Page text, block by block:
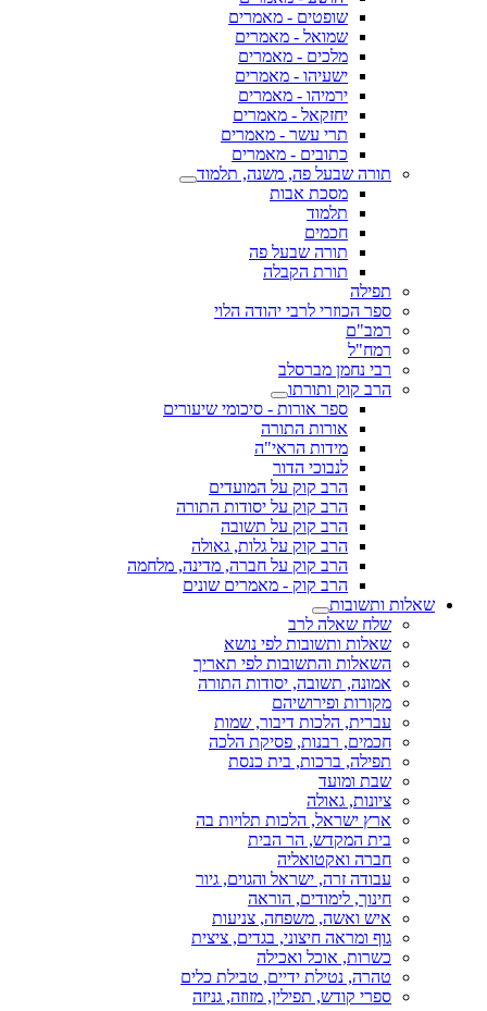
שופטים - מאמרים
שמואל - מאמרים
מלכים - מאמרים
ישעיהו - מאמרים
ירמיהו - מאמרים
יחזקאל - מאמרים
תרי עשר - מאמרים
כתובים - מאמרים
תורה שבעל פה, משנה, תלמוד
מסכת אבות
תלמוד
חכמים
תורה שבעל פה
תורת הקבלה
תפילה
ספר הכוזרי לרבי יהודה הלוי
רמב"ם
רמח"ל
רבי נחמן מברסלב
הרב קוק ותורתו
ספר אורות - סיכומי שיעורים
אורות התורה
מידות הראי"ה
לנבוכי הדור
הרב קוק על המועדים
הרב קוק על יסודות התורה
הרב קוק על תשובה
הרב קוק על גלות, גאולה
הרב קוק על חברה, מדינה, מלחמה
הרב קוק - מאמרים שונים
שאלות ותשובות
שלח שאלה לרב
שאלות ותשובות לפי נושא
השאלות והתשובות לפי תאריך
אמונה, תשובה, יסודות התורה
מקורות ופירושיהם
עברית, הלכות דיבור, שמות
חכמים, רבנות, פסיקת הלכה
תפילה, ברכות, בית כנסת
שבת ומועד
ציונות, גאולה
ארץ ישראל, הלכות תלויות בה
בית המקדש, הר הבית
חברה ואקטואליה
עבודה זרה, ישראל והגוים, גיור
חינוך, לימודים, הוראה
איש ואשה, משפחה, צניעות
גוף ומראה חיצוני, בגדים, ציצית
כשרות, אוכל ואכילה
טהרה, נטילת ידיים, טבילת כלים
ספרי קודש, תפילין, מזוזה, גניזה